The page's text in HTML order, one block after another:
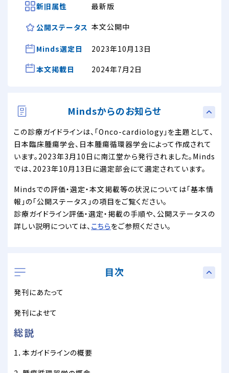
新旧属性
最新版
公開ステータス 本文公開中
Minds選定日
2023年10月13日
本文掲載日
2024年7月2日
Mindsからのお知らせ
この診療ガイドラインは、「Onco-cardiology」を主題として、
日本臨床腫瘍学会、日本腫瘍循環器学会によって作成されて
います。2023年3月10日に南江堂から発行されました。Minds
では、2023年10月13日に選定部会にて選定されています。
Mindsでの評価・選定・本文掲載等の状況については「基本情
報」の「公開ステータス」の項目をご覧ください。
診療ガイドライン評価・選定・掲載の手順や、公開ステータスの
詳しい説明については、 こちらをご参照ください。
目次
発刊にあたって
発刊によせて
総説
1．本ガイドラインの概要